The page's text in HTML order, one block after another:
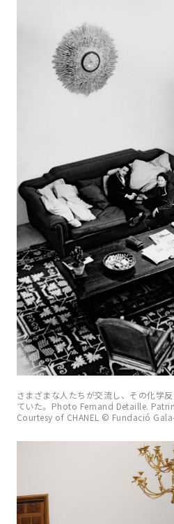
さまざまな人たちが交流し、その化学
ていた。Photo Fernand Detaille.
Courtesy of CHANEL © Fundació